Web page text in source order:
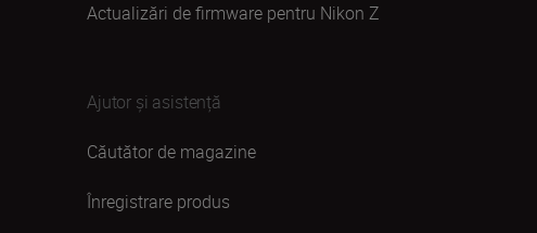
Actualizări de firmware pentru Nikon Z
Ajutor și asistență
Căutător de magazine
Înregistrare produs